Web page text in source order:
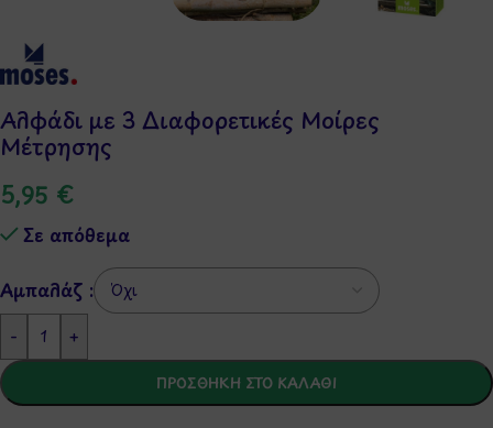
Αλφάδι με 3 Διαφορετικές Μοίρες
Μέτρησης
5,95 €
Σε απόθεμα
Αμπαλάζ :
-
+
ΠΡΟΣΘΉΚΗ ΣΤΟ ΚΑΛΆΘΙ